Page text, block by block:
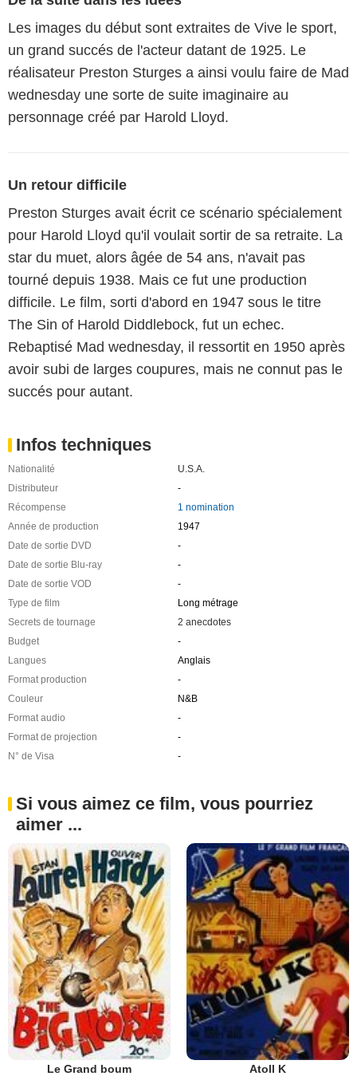
Les images du début sont extraites de Vive le sport,
un grand succés de l'acteur datant de 1925. Le
réalisateur Preston Sturges a ainsi voulu faire de Mad
wednesday une sorte de suite imaginaire au
personnage créé par Harold Lloyd.
Un retour difficile
Preston Sturges avait écrit ce scénario spécialement
pour Harold Lloyd qu'il voulait sortir de sa retraite. La
star du muet, alors âgée de 54 ans, n'avait pas
tourné depuis 1938. Mais ce fut une production
difficile. Le film, sorti d'abord en 1947 sous le titre
The Sin of Harold Diddlebock, fut un echec.
Rebaptisé Mad wednesday, il ressortit en 1950 après
avoir subi de larges coupures, mais ne connut pas le
succés pour autant.
Infos techniques
Nationalité
U.S.A.
Distributeur
-
Récompense
1 nomination
Année de production
1947
Date de sortie DVD
-
Date de sortie Blu-ray
-
Date de sortie VOD
-
Type de film
Long métrage
Secrets de tournage
2 anecdotes
Budget
-
Langues
Anglais
Format production
-
Couleur
N&B
Format audio
-
Format de projection
-
N° de Visa
-
Si vous aimez ce film, vous pourriez
aimer ...
Le Grand boum Atoll K